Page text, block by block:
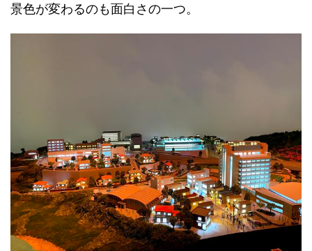
景色が変わるのも面白さの一つ。